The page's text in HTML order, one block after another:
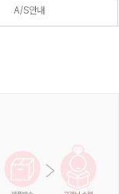
A/S안내